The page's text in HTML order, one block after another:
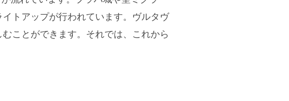
トアップが行われています。ヴルタヴ
ことができます。それでは、これから